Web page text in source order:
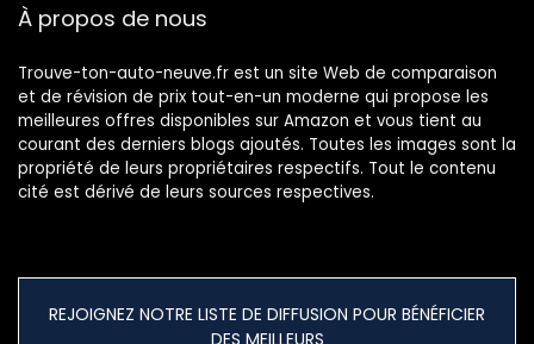
À propos de nous
Trouve-ton-auto-neuve.fr est un site Web de comparaison
et de révision de prix tout-en-un moderne qui propose les
meilleures offres disponibles sur Amazon et vous tient au
courant des derniers blogs ajoutés. Toutes les images sont la
propriété de leurs propriétaires respectifs. Tout le contenu
cité est dérivé de leurs sources respectives.
REJOIGNEZ NOTRE LISTE DE DIFFUSION POUR BÉNÉFICIER